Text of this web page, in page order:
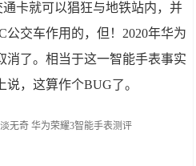
卡就可以猖狂与地铁站内，并
公交车作用的，但！2020年华为
消了。相当于这一智能手表事实
，这算作个BUG了。